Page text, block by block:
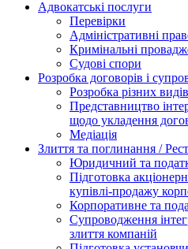
Адвокатські послуги
Перевірки
Адміністративні
Кримінальні
Судові спори
Розробка договорів і
Розробка різних
Представництво
щодо укладення
Медіація
Злиття та поглинання /
Юридичний та
Підготовка
купівлі-продажу
Корпоративне та
Супроводження
злиття компаній